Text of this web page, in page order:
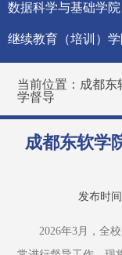
数据科学与基础学院
继续教育（培训）学
当前位置： 成都东
学督导
成都东软学
发布时
2026年3月，全